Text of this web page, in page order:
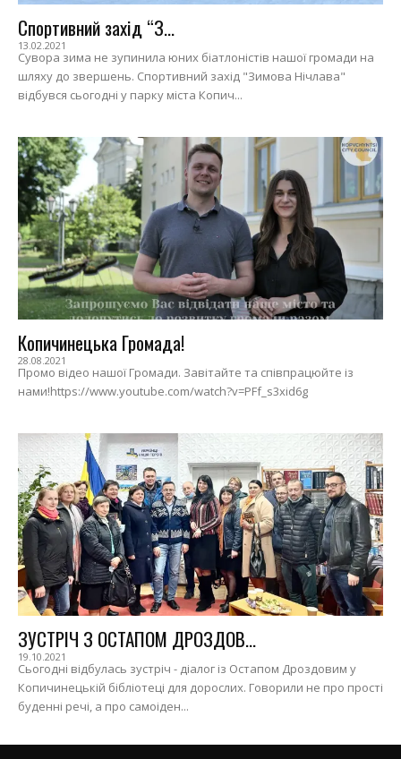
Спортивний захід “З...
13.02.2021
Сувора зима не зупинила юних біатлоністів нашої громади на
шляху до звершень. Спортивний захід "Зимова Нічлава"
відбувся сьогодні у парку міста Копич...
Копичинецька Громада!
28.08.2021
Промо відео нашої Громади. Завітайте та співпрацюйте із
нами!https://www.youtube.com/watch?v=PFf_s3xid6g
ЗУСТРІЧ З ОСТАПОМ ДРОЗДОВ...
19.10.2021
Сьогодні відбулась зустріч - діалог із Остапом Дроздовим у
Копичинецькій бібліотеці для дорослих. Говорили не про прості
буденні речі, а про самоіден...